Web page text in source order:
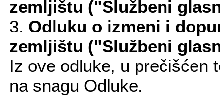
uređenje površina javne
Za uređivanje
zemljištu ("Službeni
3. Odluku o izmeni i
zemljištu ("Službeni
Iz ove odluke, u prečišćen
na snagu Odluke.